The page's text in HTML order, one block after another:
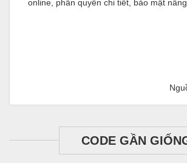
online, phân quyền chi tiết, bảo mật
CODE GẦN